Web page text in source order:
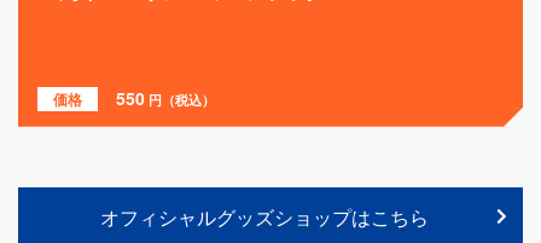
価格 2,300 円（税込）
オフィシャルグッズショップはこちら